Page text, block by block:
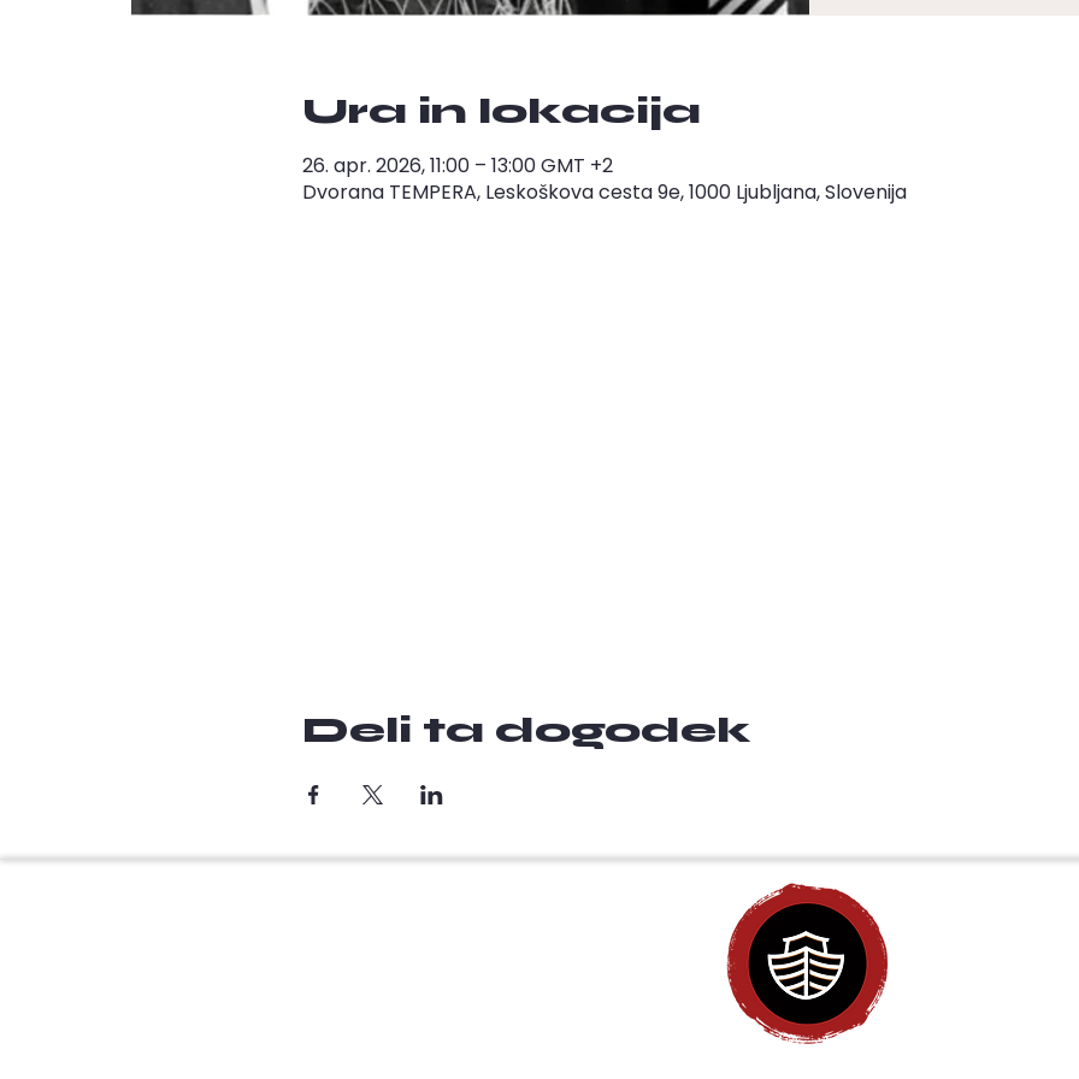
Ura in lokacija
26. apr. 2026, 11:00 – 13:00 GMT +2
Dvorana TEMPERA, Leskoškova cesta 9e, 1000 Ljubljana, Slovenija
Deli ta dogodek